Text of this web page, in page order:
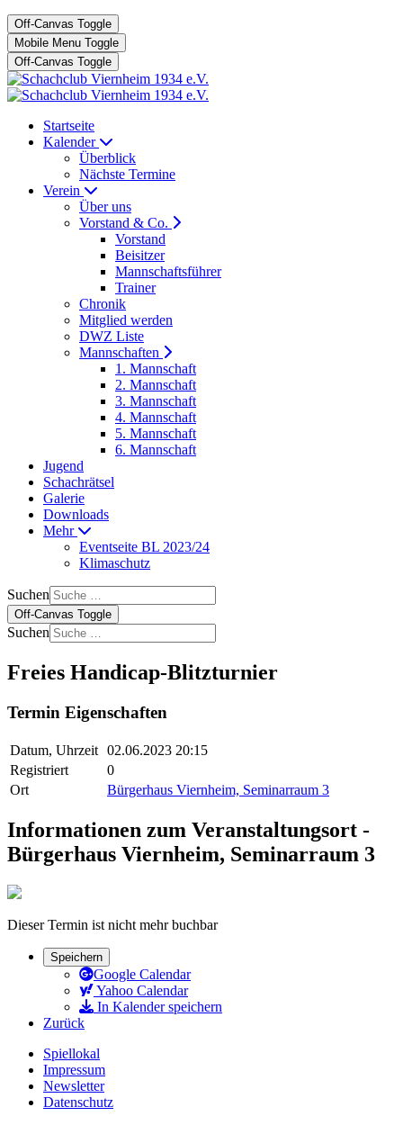
Off-Canvas Toggle
Mobile Menu Toggle
Off-Canvas Toggle
Startseite
Kalender
Überblick
Nächste Termine
Verein
Über uns
Vorstand & Co.
Vorstand
Beisitzer
Mannschaftsführer
Trainer
Chronik
Mitglied werden
DWZ Liste
Mannschaften
1. Mannschaft
2. Mannschaft
3. Mannschaft
4. Mannschaft
5. Mannschaft
6. Mannschaft
Jugend
Schachrätsel
Galerie
Downloads
Mehr
Eventseite BL 2023/24
Klimaschutz
Suchen
Off-Canvas Toggle
Suchen
Freies Handicap-Blitzturnier
Termin Eigenschaften
Datum, Uhrzeit 02.06.2023 20:15
Registriert
0
Ort
Bürgerhaus Viernheim, Seminarraum 3
Informationen zum Veranstaltungsort -
Bürgerhaus Viernheim, Seminarraum 3
Dieser Termin ist nicht mehr buchbar
Speichern
Google Calendar
Yahoo Calendar
In Kalender speichern
Zurück
Spiellokal
Impressum
Newsletter
Datenschutz